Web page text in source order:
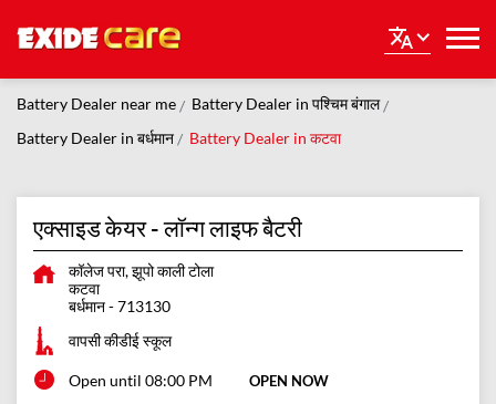
Battery Dealer near me
Battery Dealer in पश्चिम बंगाल
Battery Dealer in बर्धमान
Battery Dealer in कटवा
एक्साइड केयर - लॉन्ग लाइफ बैटरी
कॉलेज परा, झूपो काली टोला
कटवा
बर्धमान-713130
वापसी कीडीई स्कूल
Open until 08:00 PM OPEN NOW